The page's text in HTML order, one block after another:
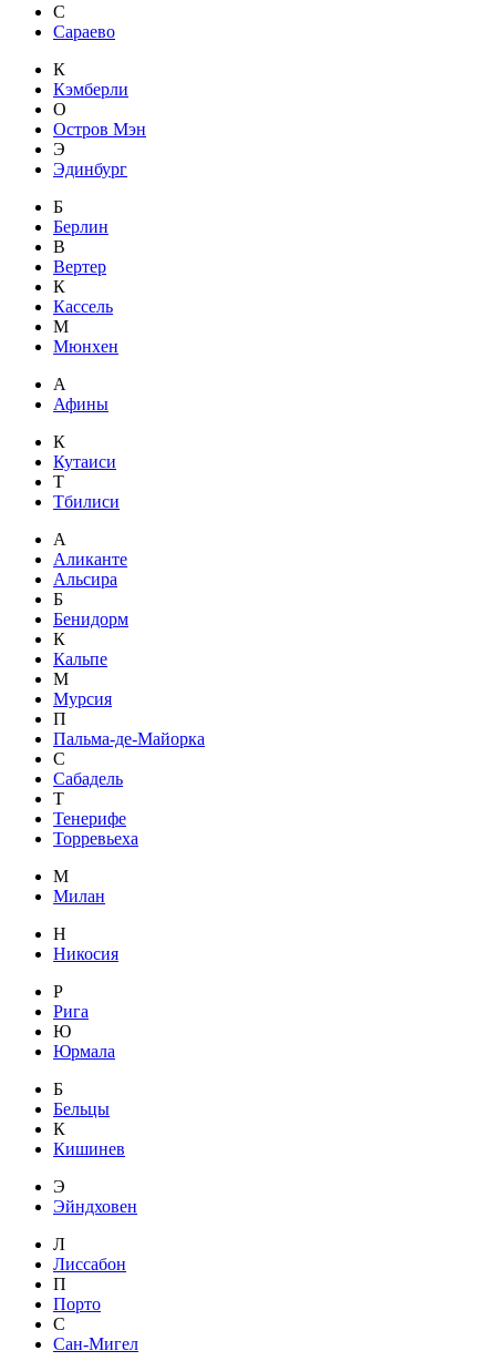
С
Сараево
К
Кэмберли
О
Остров Мэн
Э
Эдинбург
Б
Берлин
В
Вертер
К
Кассель
М
Мюнхен
А
Афины
К
Кутаиси
Т
Тбилиси
А
Аликанте
Альсира
Б
Бенидорм
К
Кальпе
М
Мурсия
П
Пальма-де-Майорка
С
Сабадель
Т
Тенерифе
Торревьеха
М
Милан
Н
Никосия
Р
Рига
Ю
Юрмала
Б
Бельцы
К
Кишинев
Э
Эйндховен
Л
Лиссабон
П
Порто
С
Сан-Мигел